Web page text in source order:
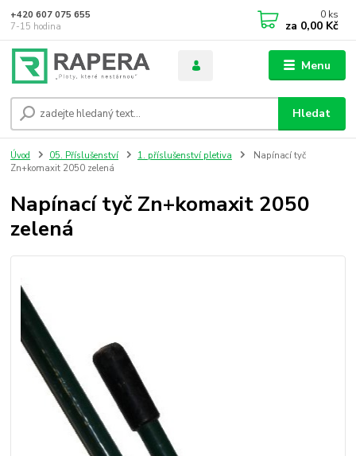
Menu
Hledat
+420 607 075 655
7-15 hodina
0 ks
za 0,00 Kč
Úvod 05. Příslušenství 1. příslušenství pletiva
Napínací tyč
Zn+komaxit 2050 zelená
Napínací tyč Zn+komaxit 2050
zelená